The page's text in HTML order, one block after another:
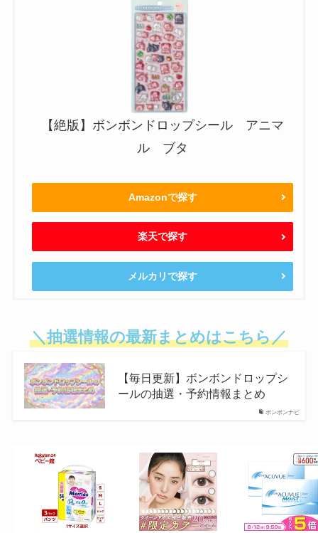
【絶版】ボンボンドロップシール アニマ
ル ブタ
Amazonで探す
楽天で探す
メルカリで探す
＼抽選情報の最新まとめはこちら／
ボンボンナビ
【毎日更新】ボンボンドロップシ
ールの抽選・予約情報まとめ